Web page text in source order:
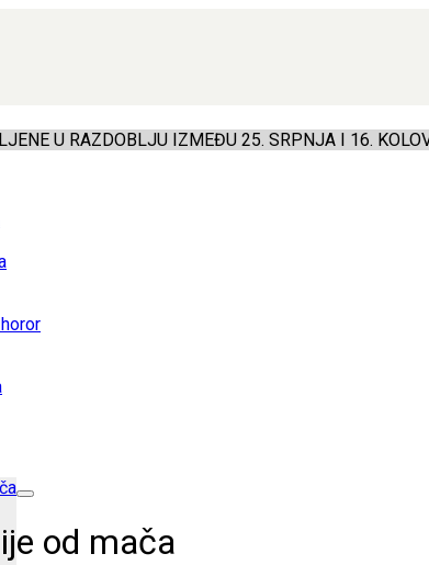
U RAZDOBLJU IZMEĐU 25. SRPNJA I 16.
od mača